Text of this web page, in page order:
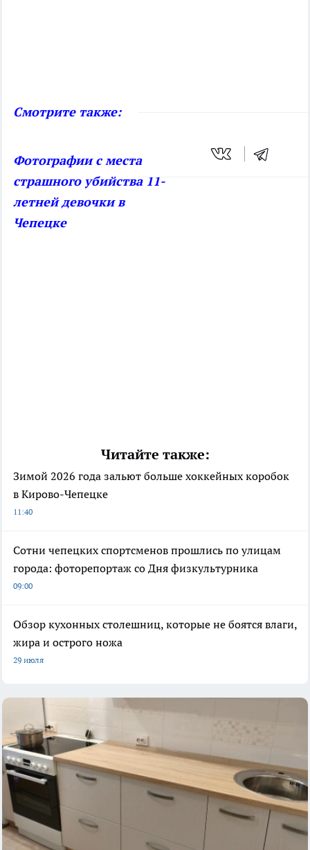
Смотрите также:
Фотографии с места
страшного убийства 11-
летней девочки в
Чепецке
Читайте также:
Зимой 2026 года зальют больше хоккейных коробок
в Кирово-Чепецке
11:40
Сотни чепецких спортсменов прошлись по улицам
города: фоторепортаж со Дня физкультурника
09:00
Обзор кухонных столешниц, которые не боятся влаги,
жира и острого ножа
29 июля